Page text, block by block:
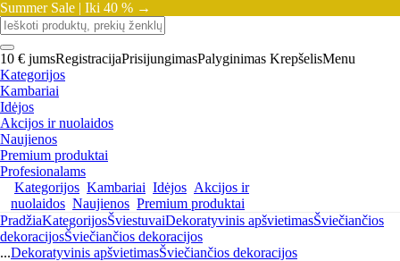
Summer Sale | Iki 40 % →
10 € jumsRegistracijaPrisijungimasPalyginimas KrepšelisMenu
Kategorijos
Kambariai
Idėjos
Akcijos ir nuolaidos
Naujienos
Premium produktai
Profesionalams
Kategorijos Kambariai Idėjos Akcijos ir
nuolaidos Naujienos Premium produktai
PradžiaKategorijosŠviestuvaiDekoratyvinis apšvietimasŠviečiančios
dekoracijosŠviečiančios dekoracijos
...Dekoratyvinis apšvietimasŠviečiančios dekoracijos